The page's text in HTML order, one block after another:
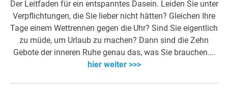
Der Leitfaden für ein entspanntes Dasein. Leiden Sie unter
Verpflichtungen, die Sie lieber nicht hätten? Gleichen Ihre
Tage einem Wettrennen gegen die Uhr? Sind Sie eigentlich
zu müde, um Urlaub zu machen? Dann sind die Zehn
Gebote der inneren Ruhe genau das, was Sie brauchen….
hier weiter >>>